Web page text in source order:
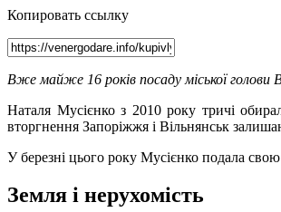
Копировать ссылку
Вже майже 16 років посаду міської голови
Наталя Мусієнко з 2010 року тричі
вторгнення Запоріжжя і Вільнянськ
У березні цього року Мусієнко подала свою
Земля і нерухомість